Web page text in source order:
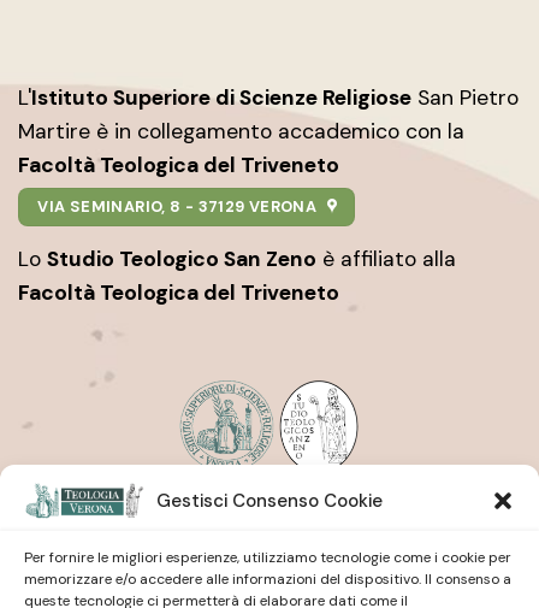
Gestisci Consenso Cookie
Per fornire le migliori esperienze, utilizziamo tecnologie come i cookie per
memorizzare e/o accedere alle informazioni del dispositivo. Il consenso a
queste tecnologie ci permetterà di elaborare dati come il
L'Istituto Superiore di Scienze Religiose San Pietro
Martire è in collegamento accademico con la
Facoltà Teologica del Triveneto
VIA SEMINARIO, 8 - 37129 VERONA
Lo Studio Teologico San Zeno è affiliato alla
Facoltà Teologica del Triveneto
Istituto Superiore di Scienze Religiose
| San Pietro